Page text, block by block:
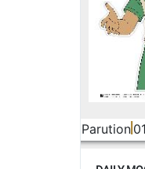
Parution